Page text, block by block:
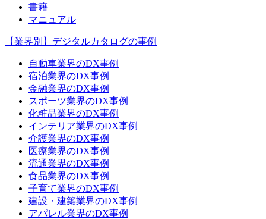
書籍
マニュアル
【業界別】デジタルカタログの事例
自動車業界のDX事例
宿泊業界のDX事例
金融業界のDX事例
スポーツ業界のDX事例
化粧品業界のDX事例
インテリア業界のDX事例
介護業界のDX事例
医療業界のDX事例
流通業界のDX事例
食品業界のDX事例
子育て業界のDX事例
建設・建築業界のDX事例
アパレル業界のDX事例